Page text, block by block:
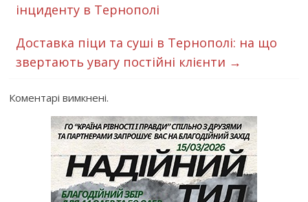
інциденту в Тернополі
Доставка піци та суші в Тернополі: на що
звертають увагу постійні клієнти →
Коментарі вимкнені.